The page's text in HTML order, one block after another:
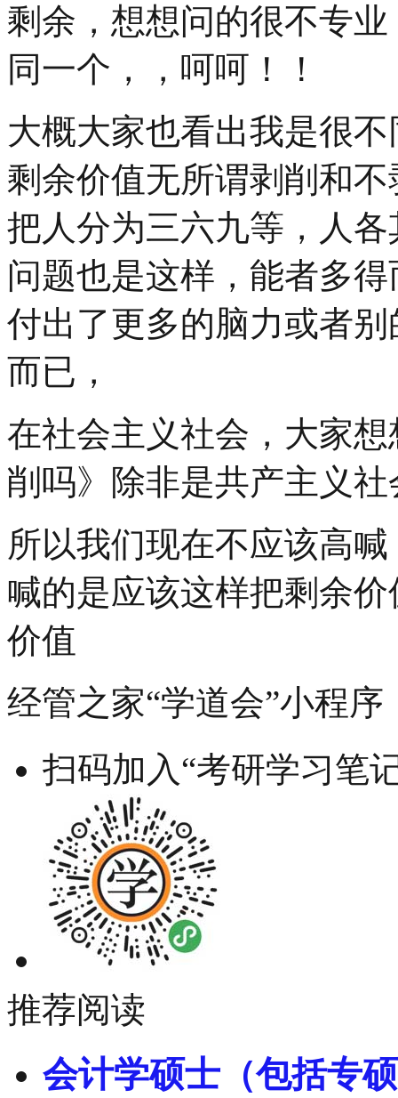
剩余，想想问的很不专
同一个，，呵呵！！
大概大家也看出我是很
剩余价值无所谓剥削和
把人分为三六九等，人
问题也是这样，能者多
付出了更多的脑力或者
而已，
在社会主义社会，大家
削吗》除非是共产主义
所以我们现在不应该高
喊的是应该这样把剩余
价值
经管之家“学道会”小程序
扫码加入“考研学习笔
推荐阅读
会计学硕士（包括专